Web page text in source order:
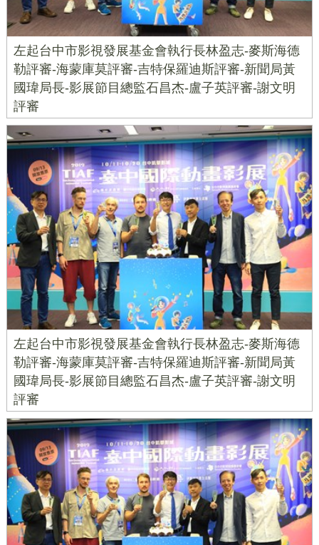
左起台中市影視發展基金會執行長林盈志-麥斯海德
勒評審-海蒙庫莫評審-吉特保羅迪斯評審-新聞局黃
國瑋局長-影展節目總監石昌杰-盧子英評審-謝文明
評審
左起台中市影視發展基金會執行長林盈志-麥斯海德
勒評審-海蒙庫莫評審-吉特保羅迪斯評審-新聞局黃
國瑋局長-影展節目總監石昌杰-盧子英評審-謝文明
評審